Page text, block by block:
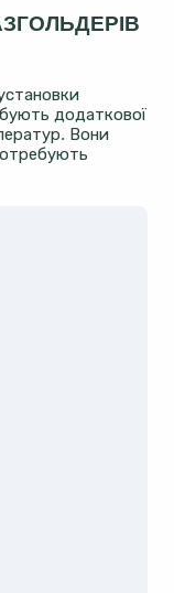
додаткової
Вони